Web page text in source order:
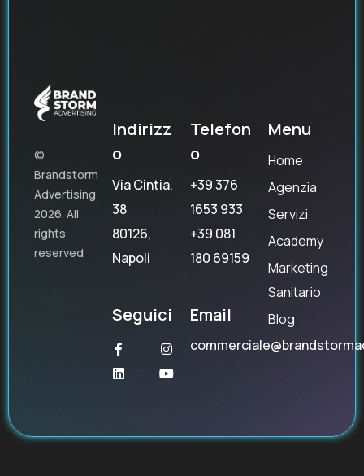
©
Brandstorm
Advertising
2026. All
rights
reserved
Indirizz
o
Via Cintia,
38
80126,
Napoli
Seguici
Telefon
o
+39 376
1653 933
+39 081
180 69159
Email
Menu
Home
Agenzia
Servizi
Academy
Marketing
Sanitario
Blog